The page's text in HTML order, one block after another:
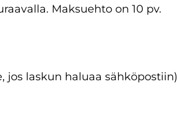
Maksuehto on 10 pv.
jos laskun haluaa sähköpostiin)